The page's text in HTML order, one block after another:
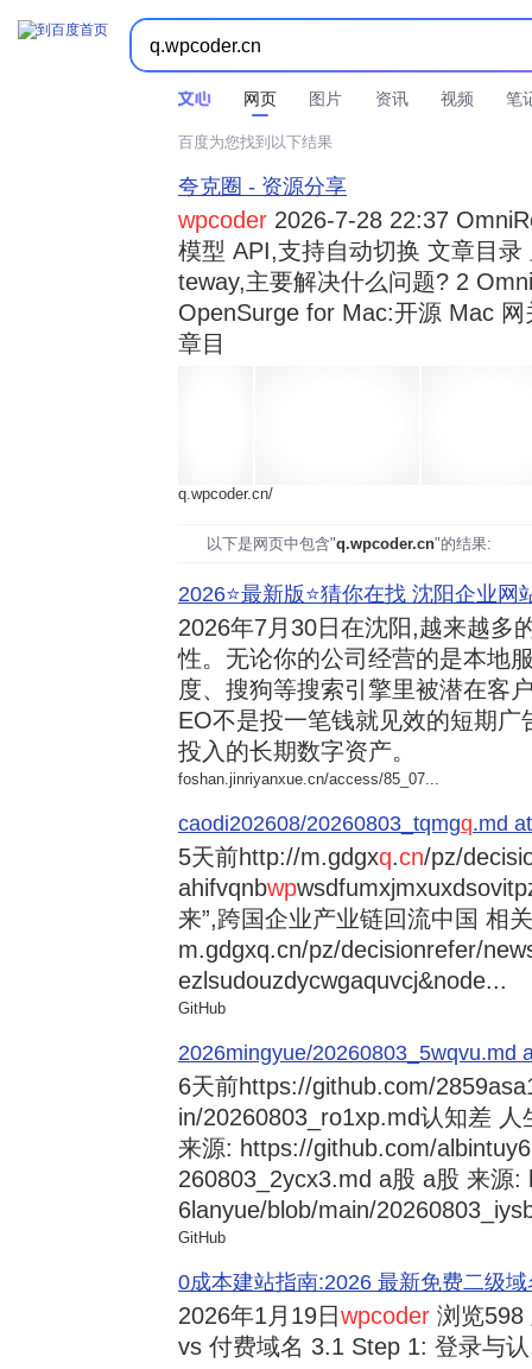
网页 图片 资讯 视频 笔
时间不限  所有网页和文件  站点内检索 
百度为您找到以下结果
夸克圈 - 资源分享
wpcoder 2026-7-28 22:37
模型 API,支持自动切换 文章目
teway,主要解决什么问题? 2
OpenSurge for Mac:开源 Mac
章目
q.wpcoder.cn/
以下是网页中包含"q.wpcoder.cn"的结果:
2026⭐️最新版⭐️猜你在找 沈阳企业网
2026年7月30日在沈阳,越来越多
性。无论你的公司经营的是本地
度、搜狗等搜索引擎里被潜在客
EO不是投一笔钱就见效的短期
投入的长期数字资产。
foshan.jinriyanxue.cn/access/85_07...
caodi202608/20260803_tqmgq.md
5天前http://m.gdgxq.cn/pz/
ahifvqnbwp
来”,跨国企业产业链回流中国 相
m.gdgxq.cn/pz/decisionrefer/
ezlsudouzdycwgaquvcj&node...
GitHub
2026mingyue/20260803_5wqvu.md
6天前https://github.com/
in/20260803_ro1xp.md认知差
来源: https://github.com/
260803_2ycx3.md a股 a股 来源
6lanyue/blob/main/
GitHub
0成本建站指南:2026 最新免费二级
2026年1月19日wpcoder 浏览598
vs 付费域名 3.1 Step 1: 登录与